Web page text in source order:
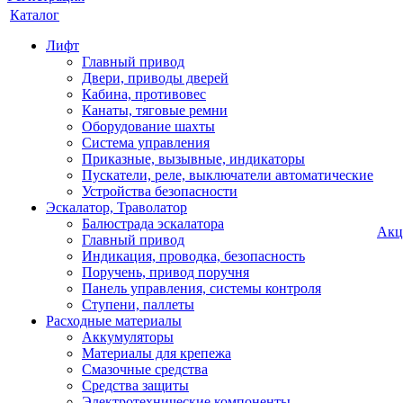
Каталог
Лифт
Главный привод
Двери, приводы дверей
Кабина, противовес
Канаты, тяговые ремни
Оборудование шахты
Система управления
Приказные, вызывные, индикаторы
Пускатели, реле, выключатели автоматические
Устройства безопасности
Эскалатор, Траволатор
Балюстрада эскалатора
Главный привод
Индикация, проводка, безопасность
Поручень, привод поручня
Панель управления, системы контроля
Ступени, паллеты
Расходные материалы
Аккумуляторы
Материалы для крепежа
Смазочные средства
Средства защиты